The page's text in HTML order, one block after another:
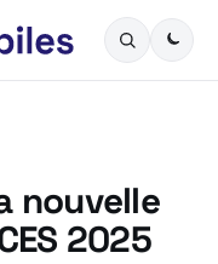
nouvelle
2025